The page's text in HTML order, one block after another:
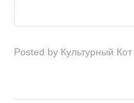
Posted by Культурный Кот